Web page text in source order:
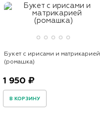
Букет с ирисами и матрикарией
(ромашка)
1 950 ₽
В КОРЗИНУ